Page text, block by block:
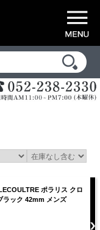
ポラリス クロ
ラック 42mm メンズ